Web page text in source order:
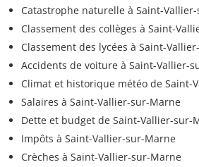
Catastrophe naturelle à Saint-
Classement des collèges à Saint-
Classement des lycées à Saint-
Accidents de voiture à Saint-Vallier-
Climat et historique météo de Saint-
Salaires à Saint-Vallier-sur-Marne
Dette et budget de Saint-Vallier-sur-
Impôts à Saint-Vallier-sur-Marne
Crèches à Saint-Vallier-sur-Marne